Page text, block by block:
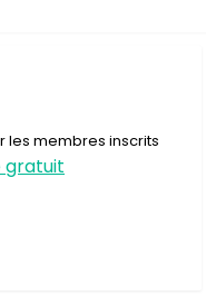
les membres inscrits
gratuit